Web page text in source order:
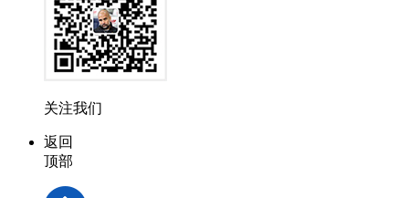
关注我们
返回
顶部